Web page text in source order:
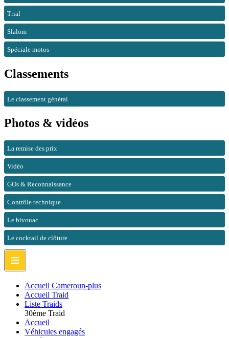
Trial
Slalom
Spéciale motos
Classements
Le classement général
Photos & vidéos
La remise des prix
Vidéo
GOs & Reconnaissance
Contrôle technique
Le bivouac
Le cocktail de clôture
≡
Accueil Cameroun-plus
Accueil Traid
Liste Traids
30ème Traid
Accueil
Véhicules engagés